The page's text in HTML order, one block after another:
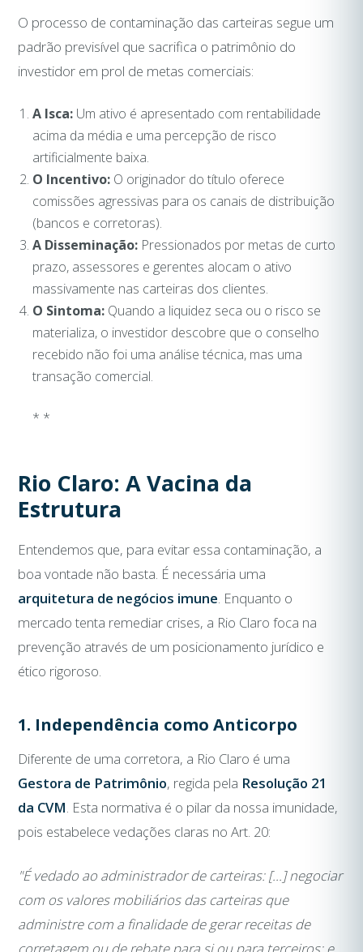
O processo de contaminação das carteiras segue um
padrão previsível que sacrifica o patrimônio do
investidor em prol de metas comerciais:
A Isca:Um ativo é apresentado com rentabilidade
acima da média e uma percepção de risco
artificialmente baixa.
O Incentivo:O originador do título oferece
comissões agressivas para os canais de distribuição
(bancos e corretoras).
A Disseminação:Pressionados por metas de curto
prazo, assessores e gerentes alocam o ativo
massivamente nas carteiras dos clientes.
O Sintoma:Quando a liquidez seca ou o risco se
materializa, o investidor descobre que o conselho
recebido não foi uma análise técnica, mas uma
transação comercial.
* *
Rio Claro: A Vacina da
Estrutura
Entendemos que, para evitar essa contaminação, a
boa vontade não basta. É necessária uma
arquitetura de negócios imune. Enquanto o
mercado tenta remediar crises, a Rio Claro foca na
prevenção através de um posicionamento jurídico e
ético rigoroso.
1. Independência como Anticorpo
Diferente de uma corretora, a Rio Claro é uma
Gestora de Patrimônio, regida pela Resolução 21
da CVM. Esta normativa é o pilar da nossa imunidade,
pois estabelece vedações claras no Art. 20:
"É vedado ao administrador de carteiras: [...] negociar
com os valores mobiliários das carteiras que
administre com a finalidade de gerar receitas de
corretagem ou de rebate para si ou para terceiros; e